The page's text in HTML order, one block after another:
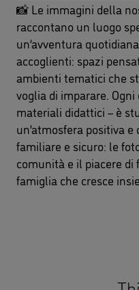
📸 Le immagini della
raccontano un luogo
un’avventura
accoglienti: spazi
ambienti tematici che
voglia di imparare.
materiali didattici – è
un’atmosfera positiva
familiare e sicuro: le
comunità e il piacere di
famiglia che cresce